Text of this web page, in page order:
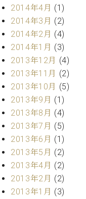
2014年4月 (1)
2014年3月 (2)
2014年2月 (4)
2014年1月 (3)
2013年12月 (4)
2013年11月 (2)
2013年10月 (5)
2013年9月 (1)
2013年8月 (4)
2013年7月 (5)
2013年6月 (1)
2013年5月 (2)
2013年4月 (2)
2013年2月 (2)
2013年1月 (3)